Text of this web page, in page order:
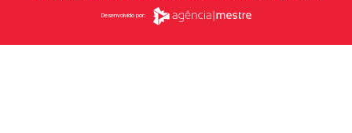
Desenvolvido por: